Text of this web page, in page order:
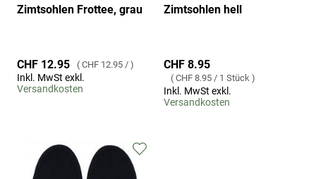
Zimtsohlen Frottee, grau
CHF 12.95 CHF 12.95 /
Inkl. MwSt exkl.
Versandkosten
Zimtsohlen hell
CHF 8.95
CHF 8.95 / 1 Stück
Inkl. MwSt exkl.
Versandkosten
Zur